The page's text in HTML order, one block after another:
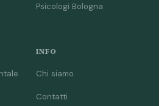
Psicologi Bologna
INFO
Chi siamo
Contatti